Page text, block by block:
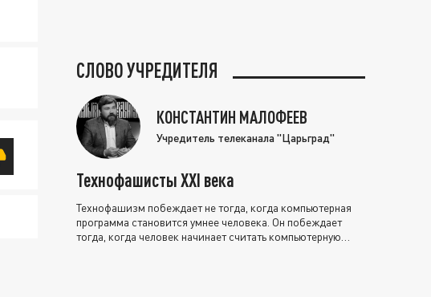
СЛОВО УЧРЕДИТЕЛЯ
КОНСТАНТИН МАЛОФЕЕВ
Учредитель телеканала "Царьград"
Технофашисты XXI века
Технофашизм побеждает не тогда, когда компьютерная
программа становится умнее человека. Он побеждает
тогда, когда человек начинает считать компьютерную